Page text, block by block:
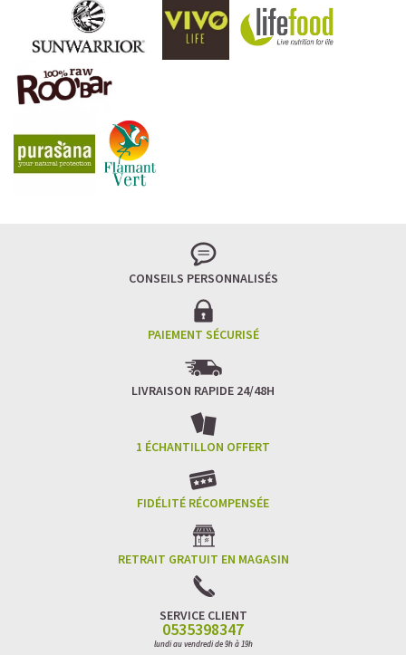
CONSEILS PERSONNALISÉS
PAIEMENT SÉCURISÉ
LIVRAISON RAPIDE 24/48H
1 ÉCHANTILLON OFFERT
FIDÉLITÉ RÉCOMPENSÉE
RETRAIT GRATUIT EN MAGASIN
SERVICE CLIENT
0535398347
lundi au vendredi de 9h à 19h